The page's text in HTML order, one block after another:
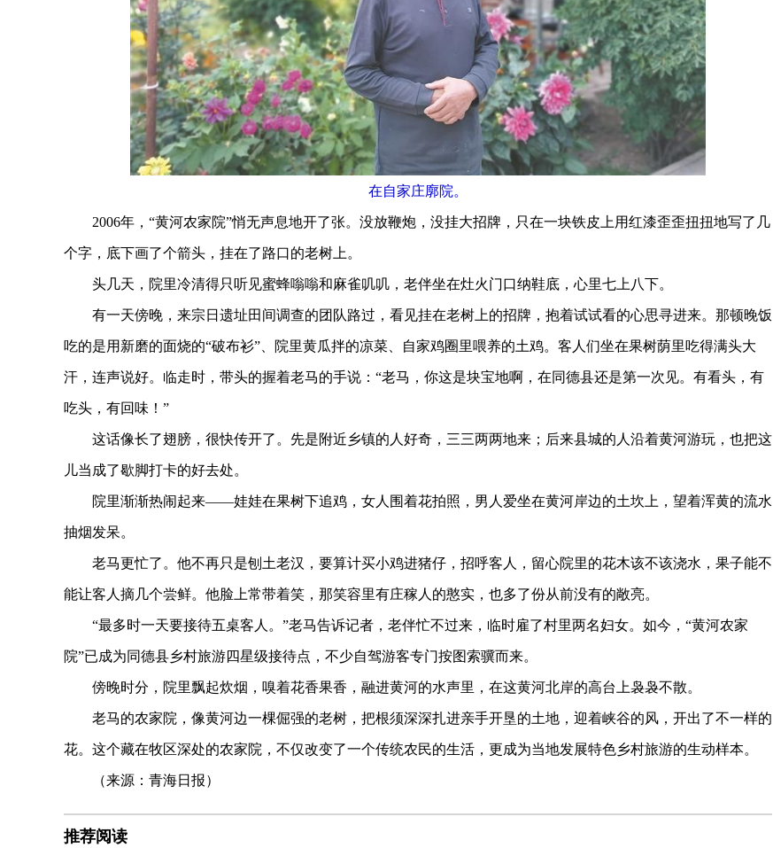
在自家庄廓院。
2006年，“黄河农家院”悄无声息地开了张。没放鞭炮，没挂大招牌，只在一块铁皮上用红漆歪歪扭扭地写了几
个字，底下画了个箭头，挂在了路口的老树上。
头几天，院里冷清得只听见蜜蜂嗡嗡和麻雀叽叽，老伴坐在灶火门口纳鞋底，心里七上八下。
有一天傍晚，来宗日遗址田间调查的团队路过，看见挂在老树上的招牌，抱着试试看的心思寻进来。那顿晚饭
吃的是用新磨的面烧的“破布衫”、院里黄瓜拌的凉菜、自家鸡圈里喂养的土鸡。客人们坐在果树荫里吃得满头大
汗，连声说好。临走时，带头的握着老马的手说：“老马，你这是块宝地啊，在同德县还是第一次见。有看头，有
吃头，有回味！”
这话像长了翅膀，很快传开了。先是附近乡镇的人好奇，三三两两地来；后来县城的人沿着黄河游玩，也把这
儿当成了歇脚打卡的好去处。
院里渐渐热闹起来——娃娃在果树下追鸡，女人围着花拍照，男人爱坐在黄河岸边的土坎上，望着浑黄的流水
抽烟发呆。
老马更忙了。他不再只是刨土老汉，要算计买小鸡进猪仔，招呼客人，留心院里的花木该不该浇水，果子能不
能让客人摘几个尝鲜。他脸上常带着笑，那笑容里有庄稼人的憨实，也多了份从前没有的敞亮。
“最多时一天要接待五桌客人。”老马告诉记者，老伴忙不过来，临时雇了村里两名妇女。如今，“黄河农家
院”已成为同德县乡村旅游四星级接待点，不少自驾游客专门按图索骥而来。
傍晚时分，院里飘起炊烟，嗅着花香果香，融进黄河的水声里，在这黄河北岸的高台上袅袅不散。
老马的农家院，像黄河边一棵倔强的老树，把根须深深扎进亲手开垦的土地，迎着峡谷的风，开出了不一样的
花。这个藏在牧区深处的农家院，不仅改变了一个传统农民的生活，更成为当地发展特色乡村旅游的生动样本。
（来源：青海日报）
推荐阅读